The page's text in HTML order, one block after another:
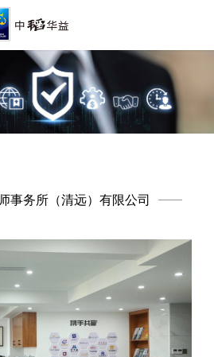
事务所（清远）有限公司